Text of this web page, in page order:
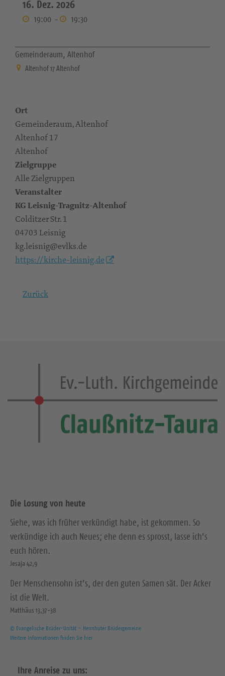
16. Dez. 2026
19:00 - 19:30
Gemeinderaum, Altenhof
Altenhof 17 Altenhof
Ort
Gemeinderaum, Altenhof
Altenhof 17
Altenhof
Zielgruppe
Alle Zielgruppen
Veranstalter
KG Leisnig-Tragnitz-Altenhof
Colditzer Str. 1
04703 Leisnig
kg.leisnig@evlks.de
https://kirche-leisnig.de
Zurück
Die Losung von heute
Siehe, was ich früher verkündigt habe, ist gekommen. So
verkündige ich auch Neues; ehe denn es sprosst, lasse ich’s
euch hören.
Jesaja 42,9
Der Menschensohn ist’s, der den guten Samen sät. Der Acker
ist die Welt.
Matthäus 13,37-38
© Evangelische Brüder-Unität – Herrnhuter Brüdergemeine
Weitere Informationen finden Sie hier
Ihre Anreise zu uns: